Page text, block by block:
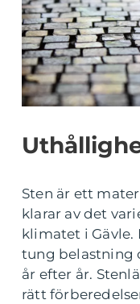
Sten är ett
klarar av det
klimatet i
tung belastning
år efter år.
rätt